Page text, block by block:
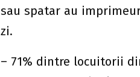
sau spatar au
zi.
– 71% dintre locuitorii